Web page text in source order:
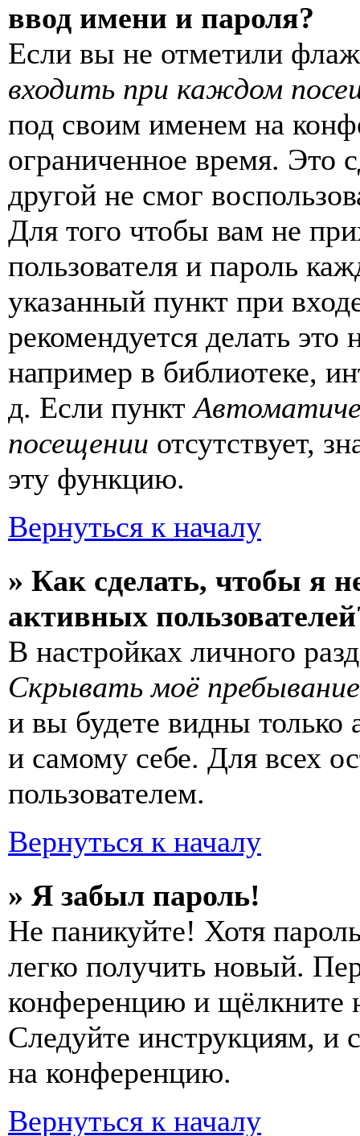
ввод имени и пароля?
Если вы не отметили
входить при каждом
под своим именем на
ограниченное время. Это
другой не смог
Для того чтобы вам не
пользователя и пароль
указанный пункт при
рекомендуется делать
например в библиотеке,
д. Если пункт
посещении отсутствует,
эту функцию.
Вернуться к началу
» Как сделать, чтобы я
активных
В настройках личного
Скрывать моё
и вы будете видны только
и самому себе. Для всех
пользователем.
Вернуться к началу
» Я забыл пароль!
Не паникуйте! Хотя
легко получить новый.
конференцию и щёлкните
Следуйте инструкциям, и
на конференцию.
Вернуться к началу